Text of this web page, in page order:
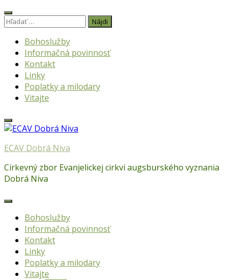
Skip
to
Hľadať:
Bohoslužby
Informačná povinnosť
Kontakt
Linky
Poplatky a milodary
Vitajte
ECAV Dobrá Niva
Cirkevný zbor Evanjelickej cirkvi augsburského vyznania
Dobrá Niva
Bohoslužby
Informačná povinnosť
Kontakt
Linky
Poplatky a milodary
Vitajte